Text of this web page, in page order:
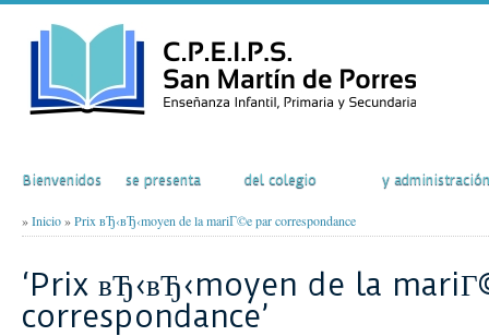
Bienvenidos se presenta del colegio y administración
»Inicio»Prix вЂ‹вЂ‹moyen de la mariГ©e par correspondance
‘Prix вЂ‹вЂ‹moyen de la
correspondance’